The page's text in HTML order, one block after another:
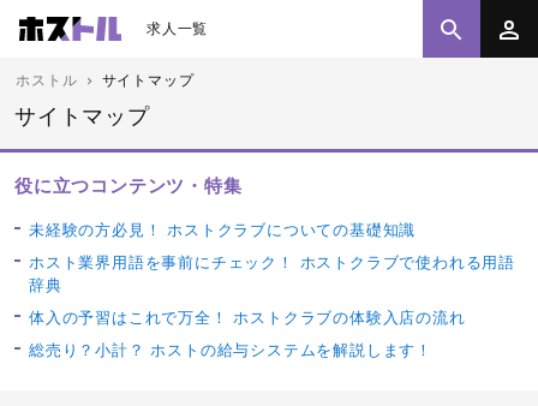
求人一覧
ホストル サイトマップ
サイトマップ
役に立つコンテンツ・特集
未経験の方必見！ ホストクラブについての基礎知識
ホスト業界用語を事前にチェック！ ホストクラブで使われる用語
辞典
体入の予習はこれで万全！ ホストクラブの体験入店の流れ
総売り？小計？ ホストの給与システムを解説します！